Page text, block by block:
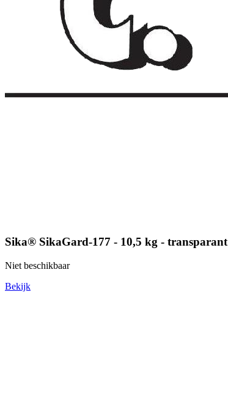
Sika® SikaGard-177 - 10,5 kg - transparant
Niet beschikbaar
Bekijk